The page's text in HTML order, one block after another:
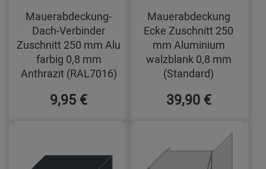
Mauerabdeckung-
Dach-Verbinder
Zuschnitt 250 mm Alu
farbig 0,8 mm
Anthrazit (RAL7016)
9,95 €
Mauerabdeckung
Ecke Zuschnitt 250
mm Aluminium
walzblank 0,8 mm
(Standard)
39,90 €